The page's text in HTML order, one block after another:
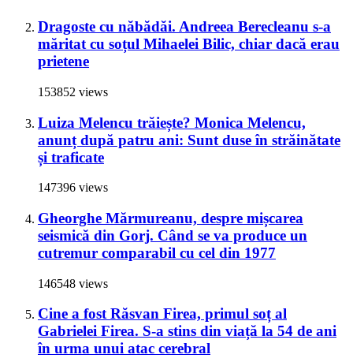
Dragoste cu năbădăi. Andreea Berecleanu s-a
măritat cu soțul Mihaelei Bilic, chiar dacă erau
prietene
153852 views
Luiza Melencu trăiește? Monica Melencu,
anunț după patru ani: Sunt duse în străinătate
și traficate
147396 views
Gheorghe Mărmureanu, despre mișcarea
seismică din Gorj. Când se va produce un
cutremur comparabil cu cel din 1977
146548 views
Cine a fost Răsvan Firea, primul soț al
Gabrielei Firea. S-a stins din viață la 54 de ani
în urma unui atac cerebral